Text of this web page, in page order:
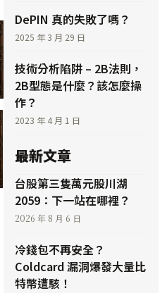
DePIN 真的失敗了嗎？
2025 年 3 月 29 日
技術分析陷阱 – 2B法則，
2B型態是什麼？該怎麼操
作？
2023 年 4 月 1 日
最新文章
台股第三隻萬元股川湖
2059：下一站在哪裡？
2026 年 8 月 6 日
冷錢包不再安全？
Coldcard 漏洞爆發大量比
特幣遭駭！